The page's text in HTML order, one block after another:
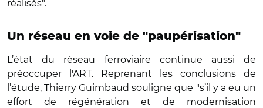
réalisés".
Un réseau en voie de "paupérisation"
L’état du réseau ferroviaire continue aussi de
préoccuper l'ART. Reprenant les conclusions de
l’étude, Thierry Guimbaud souligne que "s’il y a eu un
effort de régénération et de modernisation